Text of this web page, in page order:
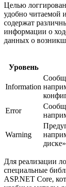
Целью
удобно читаемой
содержат
информации о
данных о
Уровень
Information
Error
Warning
Для реализации
специальные
ASP.NET Core,